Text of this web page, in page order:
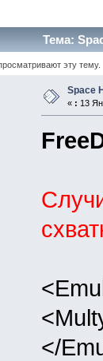
Тема:
эту тему.
Space
« : 13
</